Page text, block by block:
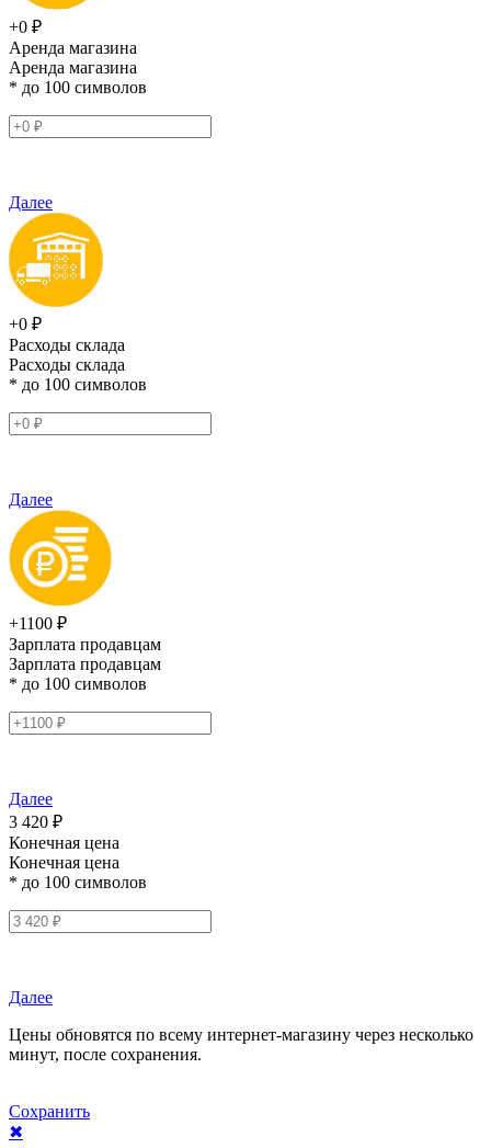
+0 ₽
Аренда магазина
Аренда магазина
* до 100 символов
Далее
+0 ₽
Расходы склада
Расходы склада
* до 100 символов
Далее
+1100 ₽
Зарплата продавцам
Зарплата продавцам
* до 100 символов
Далее
3 420 ₽
Конечная цена
Конечная цена
* до 100 символов
Далее
Цены обновятся по всему интернет-магазину через несколько
минут, после сохранения.
Сохранить
✖